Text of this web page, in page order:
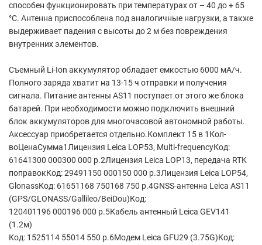
способен функционировать при температурах от – 40 до + 65
°С. Антенна приспособлена под аналогичные нагрузки, а также
выдерживает падения с высоты до 2 м без повреждения
внутренних элементов.
Съемный Li-Ion аккумулятор обладает емкостью 6000 мА/ч.
Полного заряда хватит на 13-15 ч отправки и получения
сигнала. Питание антенны AS11 поступает от этого же блока
батарей. При необходимости можно подключить внешний
блок аккумуляторов для многочасовой автономной работы.
Аксессуар приобретается отдельно.Комплект 15 в 1Кол-
воЦенаСумма1Лицензия Leica LOP53, Multi-frequencyКод:
61641300 000300 000 р.2Лицензия Leica LOP13, передача RTK
поправокКод: 29491150 000150 000 р.3Лицензия Leica LOP54,
GlonassКод: 61651168 750168 750 р.4GNSS-антенна Leica AS11
(GPS/GLONASS/Gallileo/BeiDou)Код:
120401196 000196 000 р.5Кабель антенный Leica GEV141
(1.2м)
Код: 1525114 55014 550 р.6Модем Leica GFU29 (3.75G)Код: